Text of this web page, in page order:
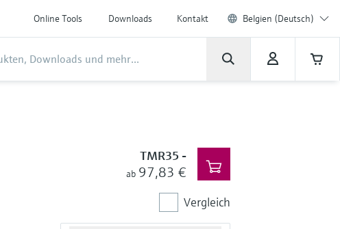
Online Tools Downloads Kontakt Belgien (Deutsch)
TMR35 -
ab 97,83 €
Vergleich